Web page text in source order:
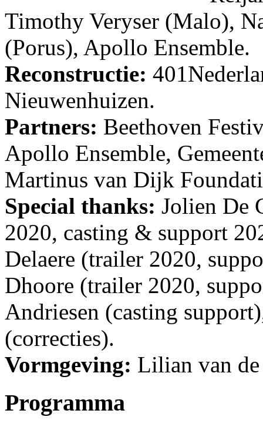
Timothy Veryser (Malo),
(Porus), Apollo Ensemble.
Reconstructie:
Nieuwenhuizen.
Partners: Beethoven
Apollo Ensemble,
Martinus van Dijk
Special thanks: Jolien De
2020, casting & support
Delaere (trailer 2020,
Dhoore (trailer 2020,
Andriesen (casting
(correcties).
Vormgeving: Lilian van
Programma